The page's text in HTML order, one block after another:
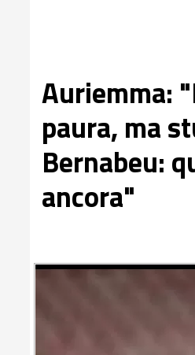
Auriemma:
paura, ma
Bernabeu:
ancora"